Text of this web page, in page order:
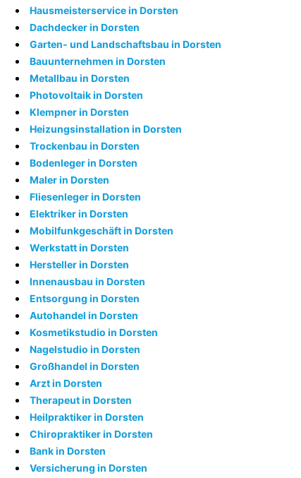
Hausmeisterservice in Dorsten
Dachdecker in Dorsten
Garten- und Landschaftsbau in Dorsten
Bauunternehmen in Dorsten
Metallbau in Dorsten
Photovoltaik in Dorsten
Klempner in Dorsten
Heizungsinstallation in Dorsten
Trockenbau in Dorsten
Bodenleger in Dorsten
Maler in Dorsten
Fliesenleger in Dorsten
Elektriker in Dorsten
Mobilfunkgeschäft in Dorsten
Werkstatt in Dorsten
Hersteller in Dorsten
Innenausbau in Dorsten
Entsorgung in Dorsten
Autohandel in Dorsten
Kosmetikstudio in Dorsten
Nagelstudio in Dorsten
Großhandel in Dorsten
Arzt in Dorsten
Therapeut in Dorsten
Heilpraktiker in Dorsten
Chiropraktiker in Dorsten
Bank in Dorsten
Versicherung in Dorsten